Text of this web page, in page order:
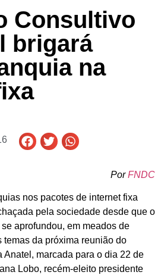
Consultivo
brigará
na
PorFNDC
nos pacotes de internet fixa
pela sociedade desde que o
aprofundou, em meados de
temas da próxima reunião do
marcada para o dia 22 de
Lobo, recém-eleito presidente